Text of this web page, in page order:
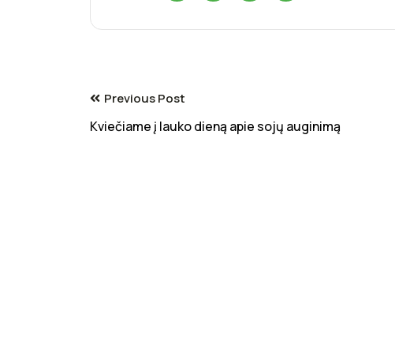
Previous Post
Kviečiame į lauko dieną apie sojų auginimą